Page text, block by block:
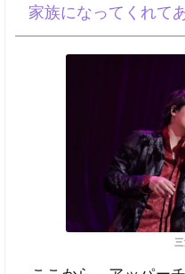
家族になってくれて